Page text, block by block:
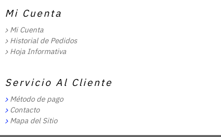
Mi Cuenta
Mi Cuenta
Historial de Pedidos
Hoja Informativa
Servicio Al Cliente
Método de pago
Contacto
Mapa del Sitio